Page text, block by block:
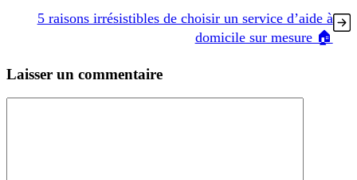
5 raisons irrésistibles de choisir un service d’aide à
domicile sur mesure 🏠
Laisser un commentaire